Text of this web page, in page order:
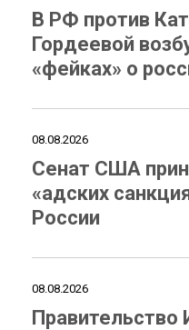
В РФ против
Гордеевой
«фейках» о
08.08.2026
Сенат США
«адских
России
08.08.2026
Правительство